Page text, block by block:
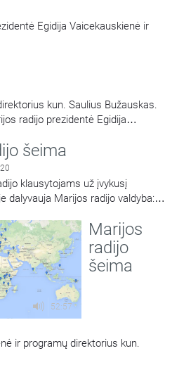
Egidija Vaicekauskienė ir
kun. Saulius Bužauskas.
radijo prezidentė Egidija…
šeima
20
klausytojams už įvykusį
dalyvauja Marijos radijo valdyba:
ir programų
Narijauskas.
52:57
Marijos
radijo
šeima
ir programų direktorius kun.